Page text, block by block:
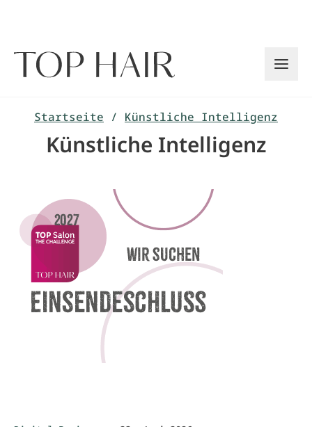
Startseite / Künstliche Intelligenz
Künstliche Intelligenz